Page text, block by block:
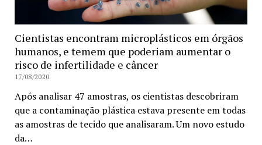
Cientistas encontram microplásticos em órgãos
humanos, e temem que poderiam aumentar o
risco de infertilidade e câncer
17/08/2020
Após analisar 47 amostras, os cientistas descobriram
que a contaminação plástica estava presente em todas
as amostras de tecido que analisaram. Um novo estudo
da…